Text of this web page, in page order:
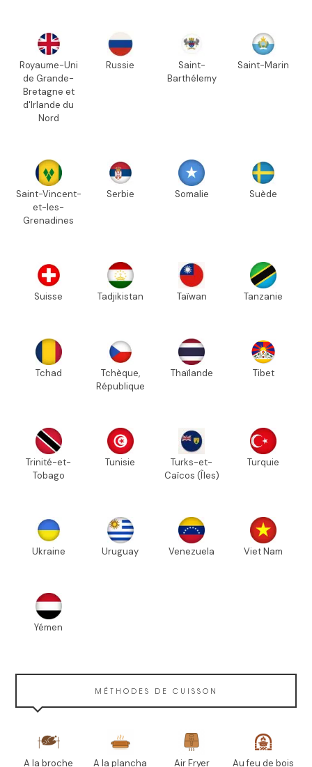
Royaume-Uni
de Grande-
Bretagne et
d'Irlande du
Nord
Russie
Saint-
Barthélemy
Saint-Marin
Saint-Vincent-
et-les-
Grenadines
Serbie Somalie Suède
Suisse Tadjikistan Taïwan Tanzanie
Tchad
Tchèque,
République
Thaïlande Tibet
Trinité-et-
Tobago
Tunisie
Turks-et-
Caïcos (Îles)
Turquie
Ukraine Uruguay Venezuela Viet Nam
Yémen
MÉTHODES DE CUISSON
A la broche A la plancha Air Fryer Au feu de bois